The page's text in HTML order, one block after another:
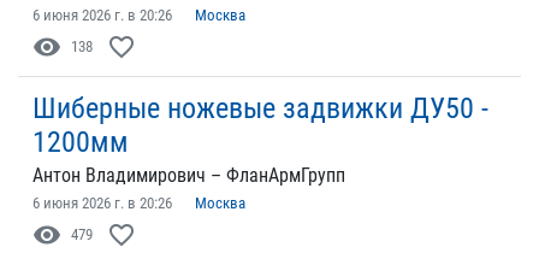
6 июня 2026 г. в 20:26 Москва
visibility 138 favorite_border
Шиберные ножевые задвижки ДУ50 -
1200мм
Антон Владимирович – ФланАрмГрупп
6 июня 2026 г. в 20:26 Москва
visibility 479 favorite_border